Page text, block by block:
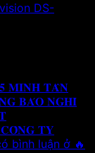
DS-
𝐌𝐈𝐍𝐇 𝐓𝐀̂𝐍
𝐁𝐀́𝐎 𝐍𝐆𝐇𝐈̉
𝐂𝐎̂𝐍𝐆 𝐓𝐘
bình luận ở 🔥